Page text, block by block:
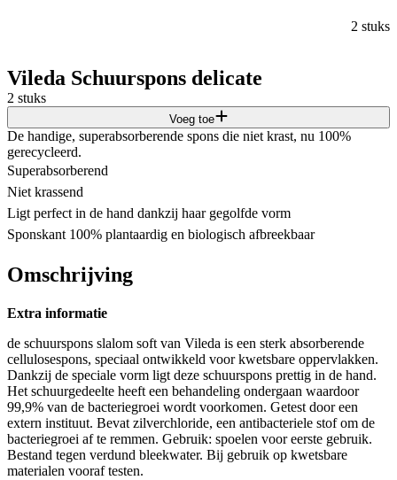
2 stuks
Vileda Schuurspons delicate
2 stuks
Voeg toe
De handige, superabsorberende spons die niet krast, nu 100%
gerecycleerd.
Superabsorberend
Niet krassend
Ligt perfect in de hand dankzij haar gegolfde vorm
Sponskant 100% plantaardig en biologisch afbreekbaar
Omschrijving
Extra informatie
de schuurspons slalom soft van Vileda is een sterk absorberende
cellulosespons, speciaal ontwikkeld voor kwetsbare oppervlakken.
Dankzij de speciale vorm ligt deze schuurspons prettig in de hand.
Het schuurgedeelte heeft een behandeling ondergaan waardoor
99,9% van de bacteriegroei wordt voorkomen. Getest door een
extern instituut. Bevat zilverchloride, een antibacteriele stof om de
bacteriegroei af te remmen. Gebruik: spoelen voor eerste gebruik.
Bestand tegen verdund bleekwater. Bij gebruik op kwetsbare
materialen vooraf testen.